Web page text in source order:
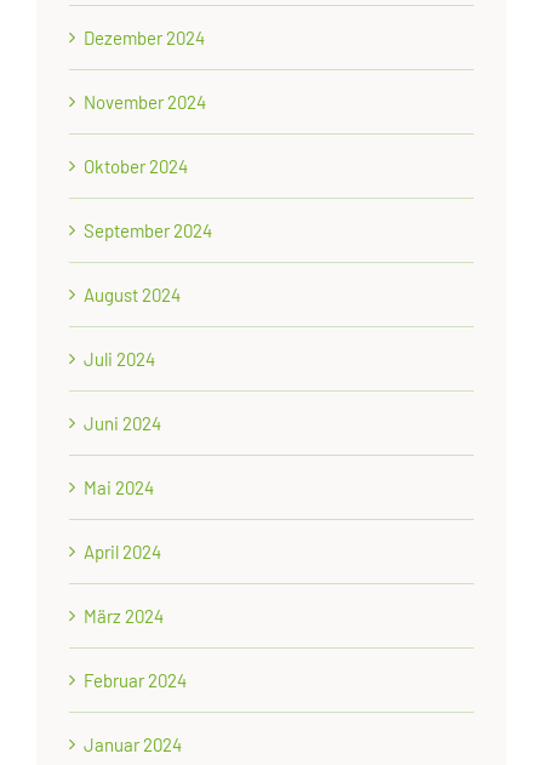
Dezember 2024
November 2024
Oktober 2024
September 2024
August 2024
Juli 2024
Juni 2024
Mai 2024
April 2024
März 2024
Februar 2024
Januar 2024